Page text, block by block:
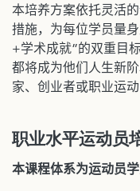
本培养方案依托灵活
措施，为每位学员量
+学术成就”的双重目
都将成为他们人生新
家、创业者或职业运
职业水平运动员
本课程体系为运动员学